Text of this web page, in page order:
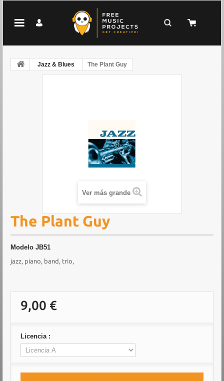
Jazz & Blues The Plant Guy
Ver más grande
The Plant Guy
Modelo JB51
jazz, piano, band, trio,
9,00 €
Licencia :